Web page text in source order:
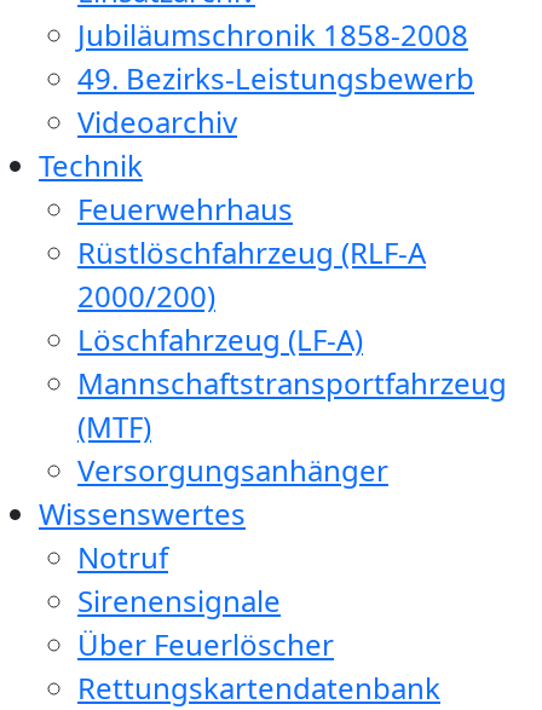
Jubiläumschronik 1858-2008
49. Bezirks-Leistungsbewerb
Videoarchiv
Technik
Feuerwehrhaus
Rüstlöschfahrzeug (RLF-A
2000/200)
Löschfahrzeug (LF-A)
Mannschaftstransportfahrzeug
(MTF)
Versorgungsanhänger
Wissenswertes
Notruf
Sirenensignale
Über Feuerlöscher
Rettungskartendatenbank